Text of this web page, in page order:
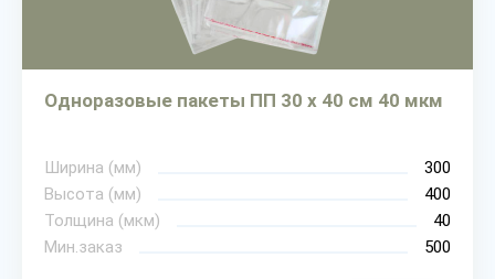
Одноразовые пакеты ПП 30 х 40 см 40 мкм
Ширина (мм)
300
Высота (мм)
400
Толщина (мкм)
40
Мин.заказ
500